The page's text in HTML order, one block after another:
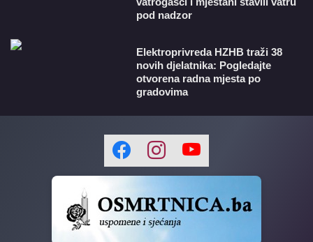
pod nadzor
​Elektroprivreda HZHB traži 38
novih djelatnika: Pogledajte
otvorena radna mjesta po
gradovima